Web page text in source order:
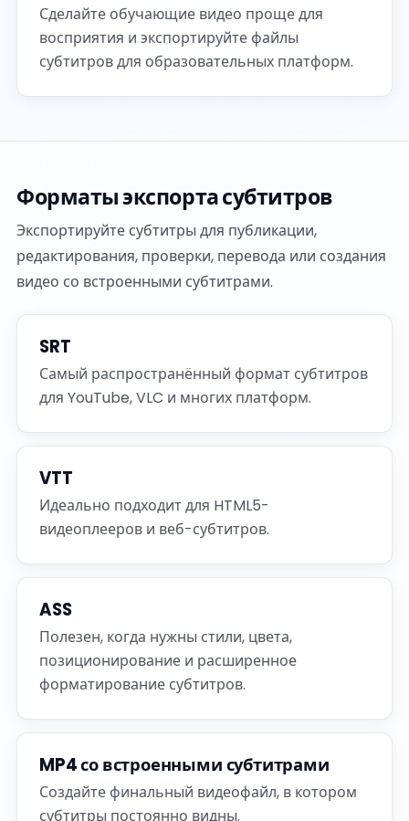
Сделайте обучающие видео проще для
восприятия и экспортируйте файлы
субтитров для образовательных платформ.
Форматы экспорта субтитров
Экспортируйте субтитры для публикации,
редактирования, проверки, перевода или создания
видео со встроенными субтитрами.
SRT
Самый распространённый формат субтитров
для YouTube, VLC и многих платформ.
VTT
Идеально подходит для HTML5-
видеоплееров и веб-субтитров.
ASS
Полезен, когда нужны стили, цвета,
позиционирование и расширенное
форматирование субтитров.
MP4 со встроенными субтитрами
Создайте финальный видеофайл, в котором
субтитры постоянно видны.